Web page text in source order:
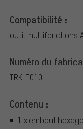
Compatibilité :
outil multifonctions
Numéro du
TRK-T010
Contenu :
1 x embout